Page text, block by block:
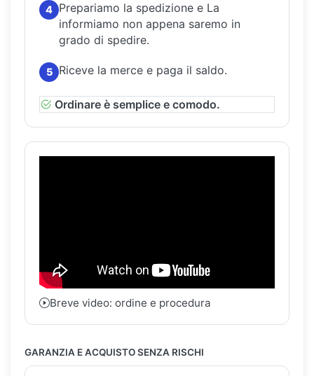
4 Prepariamo la spedizione e La
informiamo non appena saremo in
grado di spedire.
5 Riceve la merce e paga il saldo.
Ordinare è semplice e comodo.
Breve video: ordine e procedura
GARANZIA E ACQUISTO SENZA RISCHI